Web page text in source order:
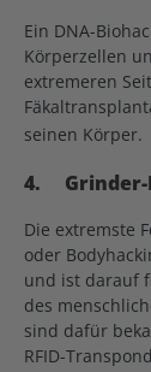
Ein DNA-
Körperzellen
extremeren
seinen Körper.
4.
Die extremste
oder
und ist darauf
des
sind dafür
RFID-